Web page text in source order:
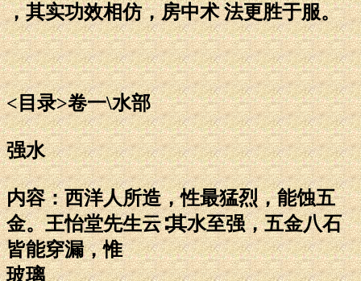
，其实功效相仿，房中术 法更胜于服。
<目录>卷一\水部
强水
内容：西洋人所造，性最猛烈，能蚀五
金。王怡堂先生云∶其水至强，五金八石
皆能穿漏，惟
玻璃